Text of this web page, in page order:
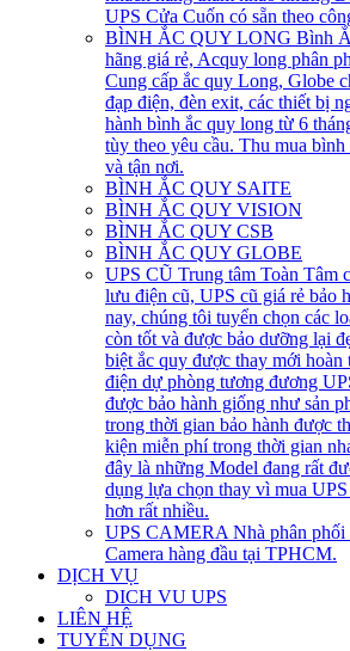
UPS Cửa Cuốn có sẵn theo
BÌNH ẮC QUY LONG Bình
hãng giá rẻ, Acquy long phân
Cung cấp ắc quy Long, Globe
đạp điện, đèn exit, các thiết bị
hành bình ắc quy long từ 6
tùy theo yêu cầu. Thu mua
và tận nơi.
BÌNH ẮC QUY SAITE
BÌNH ẮC QUY VISION
BÌNH ẮC QUY CSB
BÌNH ẮC QUY GLOBE
UPS CŨ Trung tâm Toàn Tâm
lưu điện cũ, UPS cũ giá rẻ bảo
nay, chúng tôi tuyển chọn các
còn tốt và được bảo dưỡng lại
biệt ắc quy được thay mới
điện dự phòng tương đương
được bảo hành giống như sản
trong thời gian bảo hành được
kiện miễn phí trong thời gian
đây là những Model đang rất
dụng lựa chọn thay vì mua
hơn rất nhiều.
UPS CAMERA Nhà phân
Camera hàng đầu tại TPHCM.
DỊCH VỤ
DICH VU UPS
LIÊN HỆ
TUYỂN DỤNG